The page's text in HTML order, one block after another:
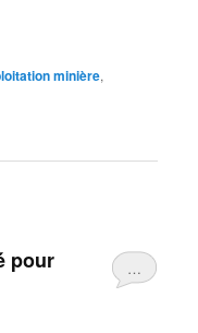
minière,
…
pour